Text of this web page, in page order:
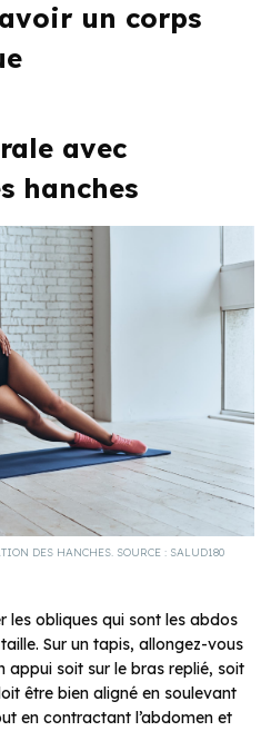
un corps
avec
hanches
DES HANCHES. SOURCE : SALUD180
les obliques qui sont les abdos
Sur un tapis, allongez-vous
appui soit sur le bras replié, soit
être bien aligné en soulevant
en contractant l’abdomen et